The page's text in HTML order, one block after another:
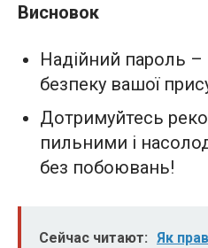
Висновок
Надійний пароль –
безпеку вашої
Дотримуйтесь
пильними і
без побоювань!
Сейчас читают:
Як